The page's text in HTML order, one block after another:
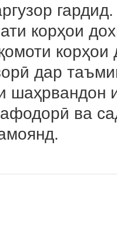
корҳои
дар
шаҳрвандон
ва